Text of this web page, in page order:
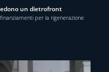
un dietrofront
per la rigenerazione